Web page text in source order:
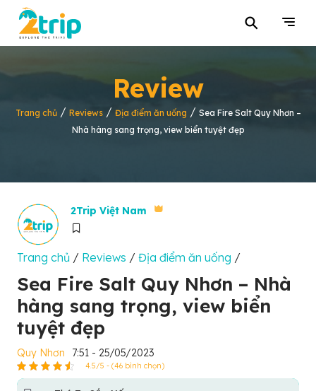
⚲
Review
Trang chủ/ Reviews/ Địa điểm ăn uống / Sea Fire Salt Quy Nhơn –
Nhà hàng sang trọng, view biển tuyệt đẹp
2Trip Việt Nam
Trang chủ / Reviews / Địa điểm ăn uống /
Sea Fire Salt Quy Nhơn – Nhà
hàng sang trọng, view biển
tuyệt đẹp
Quy Nhơn 7:51 - 25/05/2023
4.5/5 - (46 bình chọn)